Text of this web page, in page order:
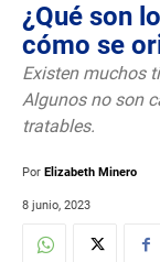
¿Qué son
cómo se
Existen muchos
Algunos no son
tratables.
Por Elizabeth Minero
8 junio, 2023